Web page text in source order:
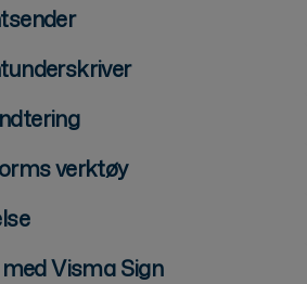
verktøy
Visma Sign